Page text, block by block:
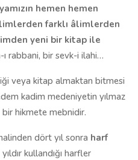
hemen hemen
farklı âlimlerden
yeni bir kitap ile
rabbani, bir sevk-i ilahi…
veya kitap almaktan bitmesi
kadim medeniyetin yılmaz
hikmete mebnidir.
dört yıl sonra harf
kullandığı harfler